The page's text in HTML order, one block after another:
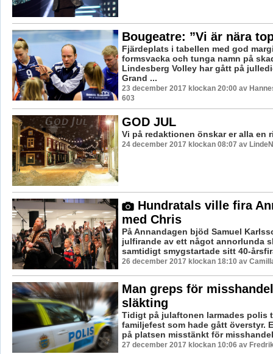
Bougeatre: ”Vi är nära
Fjärdeplats i tabellen med god
formsvacka och tunga namn på
Lindesberg Volley har gått på
Grand ...
23 december 2017 klockan 20:00 av
603
GOD JUL
Vi på redaktionen önskar er alla en
24 december 2017 klockan 08:07 av
Hundratals ville fira
med Chris
På Annandagen bjöd Samuel
julfirande av ett något annorlunda
samtidigt smygstartade sitt 40-
26 december 2017 klockan 18:10 av
Man greps för
släkting
Tidigt på julaftonen larmades polis
familjefest som hade gått överstyr.
på platsen misstänkt för
27 december 2017 klockan 10:06 av